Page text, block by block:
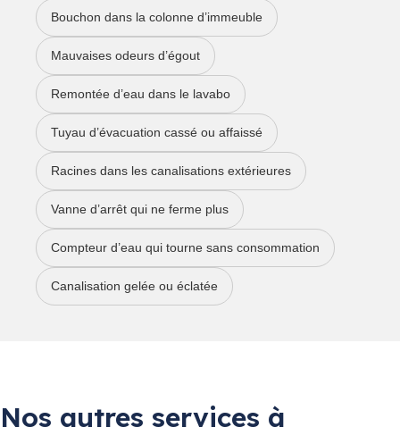
Bouchon dans la colonne d’immeuble
Mauvaises odeurs d’égout
Remontée d’eau dans le lavabo
Tuyau d’évacuation cassé ou affaissé
Racines dans les canalisations extérieures
Vanne d’arrêt qui ne ferme plus
Compteur d’eau qui tourne sans consommation
Canalisation gelée ou éclatée
Nos autres services à